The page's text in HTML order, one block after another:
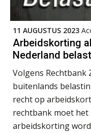
11 AUGUSTUS 2023
Arbeidskorting
Nederland
Volgens Rechtbank
buitenlands
recht op
rechtbank moet het
arbeidskorting